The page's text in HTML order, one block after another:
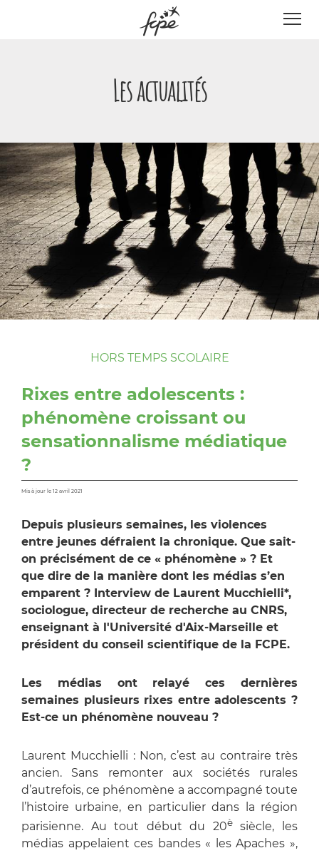
Les actualités
HORS TEMPS SCOLAIRE
Rixes entre adolescents :
phénomène croissant ou
sensationnalisme médiatique
?
Mis à jour le 12 avril 2021
Depuis plusieurs semaines, les violences
entre jeunes défraient la chronique. Que sait-
on précisément de ce « phénomène » ? Et
que dire de la manière dont les médias s’en
emparent ? Interview de Laurent Mucchielli*,
sociologue, directeur de recherche au CNRS,
enseignant à l'Université d'Aix-Marseille et
président du conseil scientifique de la FCPE.
Les médias ont relayé ces dernières
semaines plusieurs rixes entre adolescents ?
Est-ce un phénomène nouveau ?
Laurent Mucchielli : Non, c’est au contraire très
ancien. Sans remonter aux sociétés rurales
d’autrefois, ce phénomène a accompagné toute
l’histoire urbaine, en particulier dans la région
parisienne. Au tout début du 20èsiècle, les
médias appelaient ces bandes « les Apaches »,
Panneau de gestion des cookies